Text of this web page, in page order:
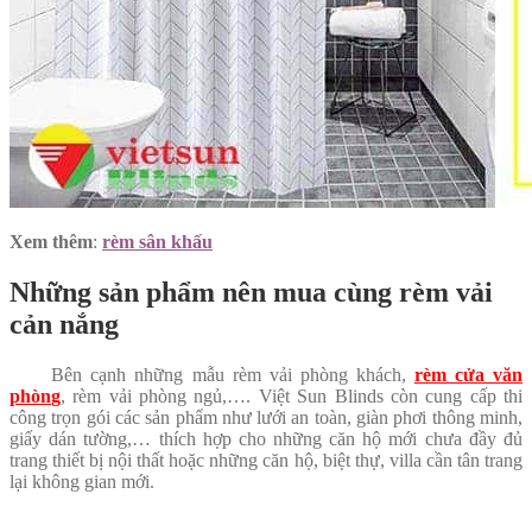
Xem thêm: rèm sân khấu
Những sản phẩm nên mua cùng rèm vải
cản nắng
Bên cạnh những mẫu rèm vải phòng khách, rèm cửa văn
phòng, rèm vải phòng ngủ,…. Việt Sun Blinds còn cung cấp thi
công trọn gói các sản phẩm như lưới an toàn, giàn phơi thông minh,
giấy dán tường,… thích hợp cho những căn hộ mới chưa đầy đủ
trang thiết bị nội thất hoặc những căn hộ, biệt thự, villa cần tân trang
lại không gian mới.